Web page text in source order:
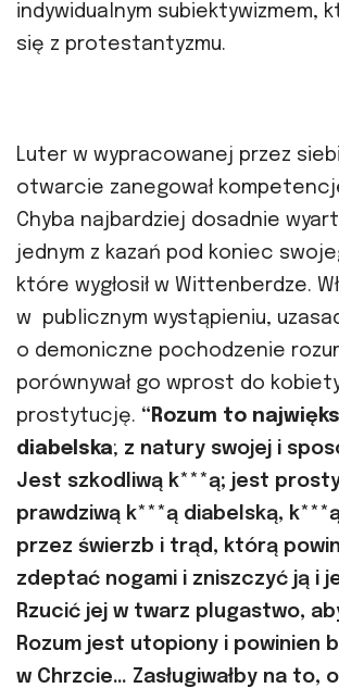
indywidualnym subiektywizmem,
się z protestantyzmu.
Luter w wypracowanej przez
otwarcie zanegował
Chyba najbardziej dosadnie
jednym z kazań pod koniec
które wygłosił w Wittenberdze.
w publicznym wystąpieniu,
o demoniczne pochodzenie
porównywał go wprost do
prostytucję. “Rozum to
diabelska; z natury swojej i
Jest szkodliwą k***ą; jest
prawdziwą k***ą diabelską,
przez świerzb i trąd, którą
zdeptać nogami i zniszczyć ją i
Rzucić jej w twarz plugastwo,
Rozum jest utopiony i powinien
w Chrzcie… Zasługiwałby na to,